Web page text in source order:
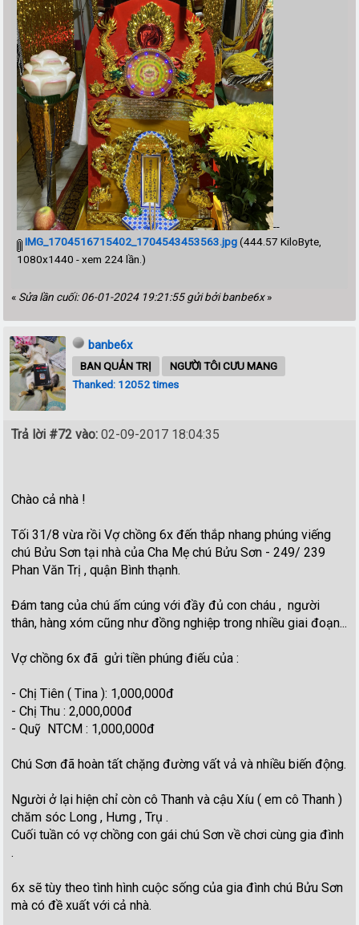
--
IMG_1704516715402_1704543453563.jpg(444.57 KiloByte,
1080x1440 - xem 224 lần.)
« Sửa lần cuối: 06-01-2024 19:21:55 gửi bởi banbe6x»
banbe6x
BAN QUẢN TRỊ
NGƯỜI TÔI CƯU MANG
Thanked: 12052 times
Trả lời #72 vào: 02-09-2017 18:04:35
Chào cả nhà !
Tối 31/8 vừa rồi Vợ chồng 6x đến thắp nhang phúng viếng
chú Bửu Sơn tại nhà của Cha Mẹ chú Bửu Sơn - 249/ 239
Phan Văn Trị , quận Bình thạnh.
Đám tang của chú ấm cúng với đầy đủ con cháu , người
thân, hàng xóm cũng như đồng nghiệp trong nhiều giai đoạn...
Vợ chồng 6x đã gửi tiền phúng điếu của :
- Chị Tiên ( Tina ): 1,000,000đ
- Chị Thu : 2,000,000đ
- Quỹ NTCM : 1,000,000đ
Chú Sơn đã hoàn tất chặng đường vất vả và nhiều biến động.
Người ở lại hiện chỉ còn cô Thanh và cậu Xíu ( em cô Thanh )
chăm sóc Long , Hưng , Trụ .
Cuối tuần có vợ chồng con gái chú Sơn về chơi cùng gia đình
.
6x sẽ tùy theo tình hình cuộc sống của gia đình chú Bửu Sơn
mà có đề xuất với cả nhà.